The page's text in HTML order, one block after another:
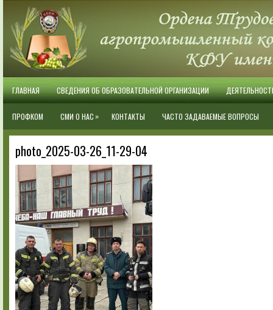
ГЛАВНАЯ СВЕДЕНИЯ ОБ ОБРАЗОВАТЕЛЬНОЙ ОРГАНИЗАЦИИ
ПРОФКОМ СМИ О НАС » КОНТАКТЫ ЧАСТО ЗАДАВАЕМЫЕ ВОПРОСЫ
photo_2025-03-26_11-29-04